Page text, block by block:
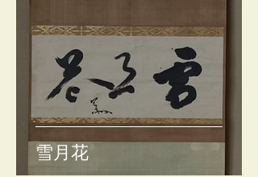
雪月花